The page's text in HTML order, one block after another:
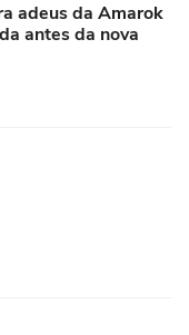
adeus da Amarok
antes da nova